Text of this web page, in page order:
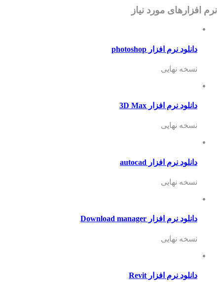
نرم افزارهای مورد نیاز
دانلود نرم افزار photoshop
نسخه نهایی
دانلود نرم افزار 3D Max
نسخه نهایی
دانلود نرم افزار autocad
نسخه نهایی
دانلود نرم افزار Download manager
نسخه نهایی
دانلود نرم افزار Revit